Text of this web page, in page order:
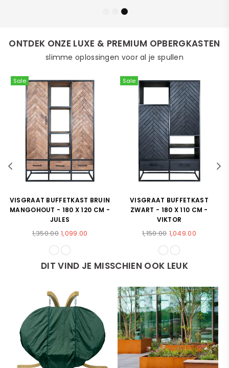
ONTDEK ONZE LUXE & PREMIUM OPBERGKASTEN
slimme oplossingen voor al je spullen
Sale
VISGRAAT BUFFETKAST BRUIN
MANGOHOUT - 180 X 120 CM -
JULES
Normale
1,350.00 1,099.00
Sale
VISGRAAT BUFFETKAST
ZWART - 180 X 110 CM -
VIKTOR
Normale
1,150.00 1,049.00
DIT VIND JE MISSCHIEN OOK LEUK